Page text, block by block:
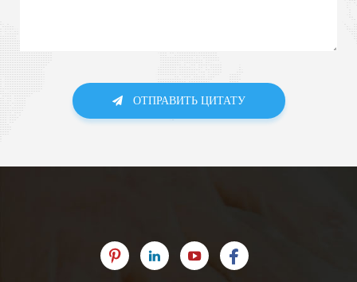
ОТПРАВИТЬ ЦИТАТУ